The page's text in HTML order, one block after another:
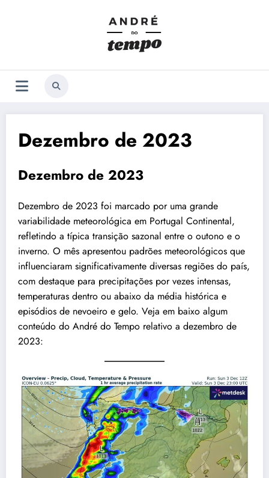
Dezembro de 2023
Dezembro de 2023
Dezembro de 2023 foi marcado por uma grande
variabilidade meteorológica em Portugal Continental,
refletindo a típica transição sazonal entre o outono e o
inverno. O mês apresentou padrões meteorológicos que
influenciaram significativamente diversas regiões do país,
com destaque para precipitações por vezes intensas,
temperaturas dentro ou abaixo da média histórica e
episódios de nevoeiro e gelo. Veja em baixo algum
conteúdo do André do Tempo relativo a dezembro de
2023: